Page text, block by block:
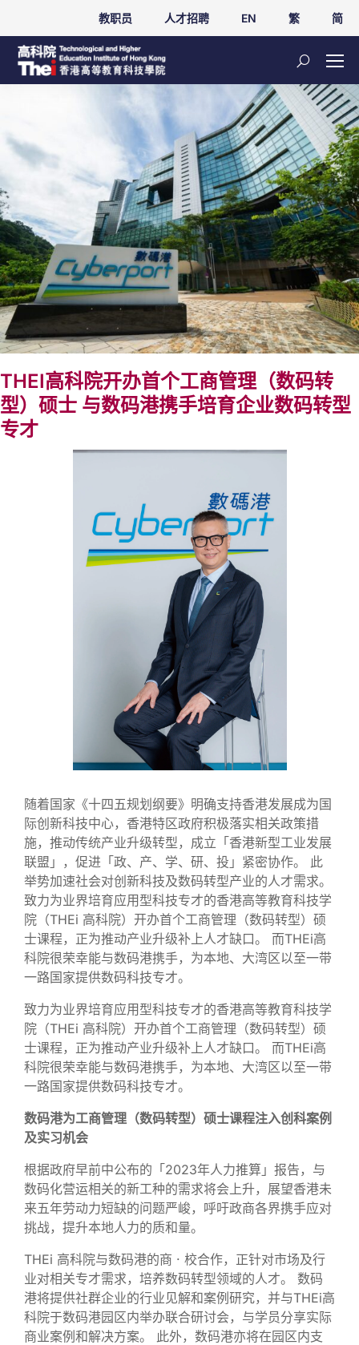
教职员 人才招聘 EN 繁 简
THEI高科院开办首个工商管理（数码转
型）硕士 与数码港携手培育企业数码转型
专才
随着国家《十四五规划纲要》明确支持香港发展成为国
际创新科技中心，香港特区政府积极落实相关政策措
施，推动传统产业升级转型，成立「香港新型工业发展
联盟」，促进「政、产、学、研、投」紧密协作。 此
举势加速社会对创新科技及数码转型产业的人才需求。
致力为业界培育应用型科技专才的香港高等教育科技学
院（THEi 高科院）开办首个工商管理（数码转型）硕
士课程，正为推动产业升级补上人才缺口。 而THEi高
科院很荣幸能与数码港携手，为本地、大湾区以至一带
一路国家提供数码科技专才。
致力为业界培育应用型科技专才的香港高等教育科技学
院（THEi 高科院）开办首个工商管理（数码转型）硕
士课程，正为推动产业升级补上人才缺口。 而THEi高
科院很荣幸能与数码港携手，为本地、大湾区以至一带
一路国家提供数码科技专才。
数码港为工商管理（数码转型）硕士课程注入创科案例
及实习机会
根据政府早前中公布的「2023年人力推算」报告，与
数码化营运相关的新工种的需求将会上升，展望香港未
来五年劳动力短缺的问题严峻，呼吁政商各界携手应对
挑战，提升本地人力的质和量。
THEi 高科院与数码港的商 ‧ 校合作，正针对市场及行
业对相关专才需求，培养数码转型领域的人才。 数码
港将提供社群企业的行业见解和案例研究，并与THEi高
科院于数码港园区内举办联合研讨会，与学员分享实际
商业案例和解决方案。 此外，数码港亦将在园区内支